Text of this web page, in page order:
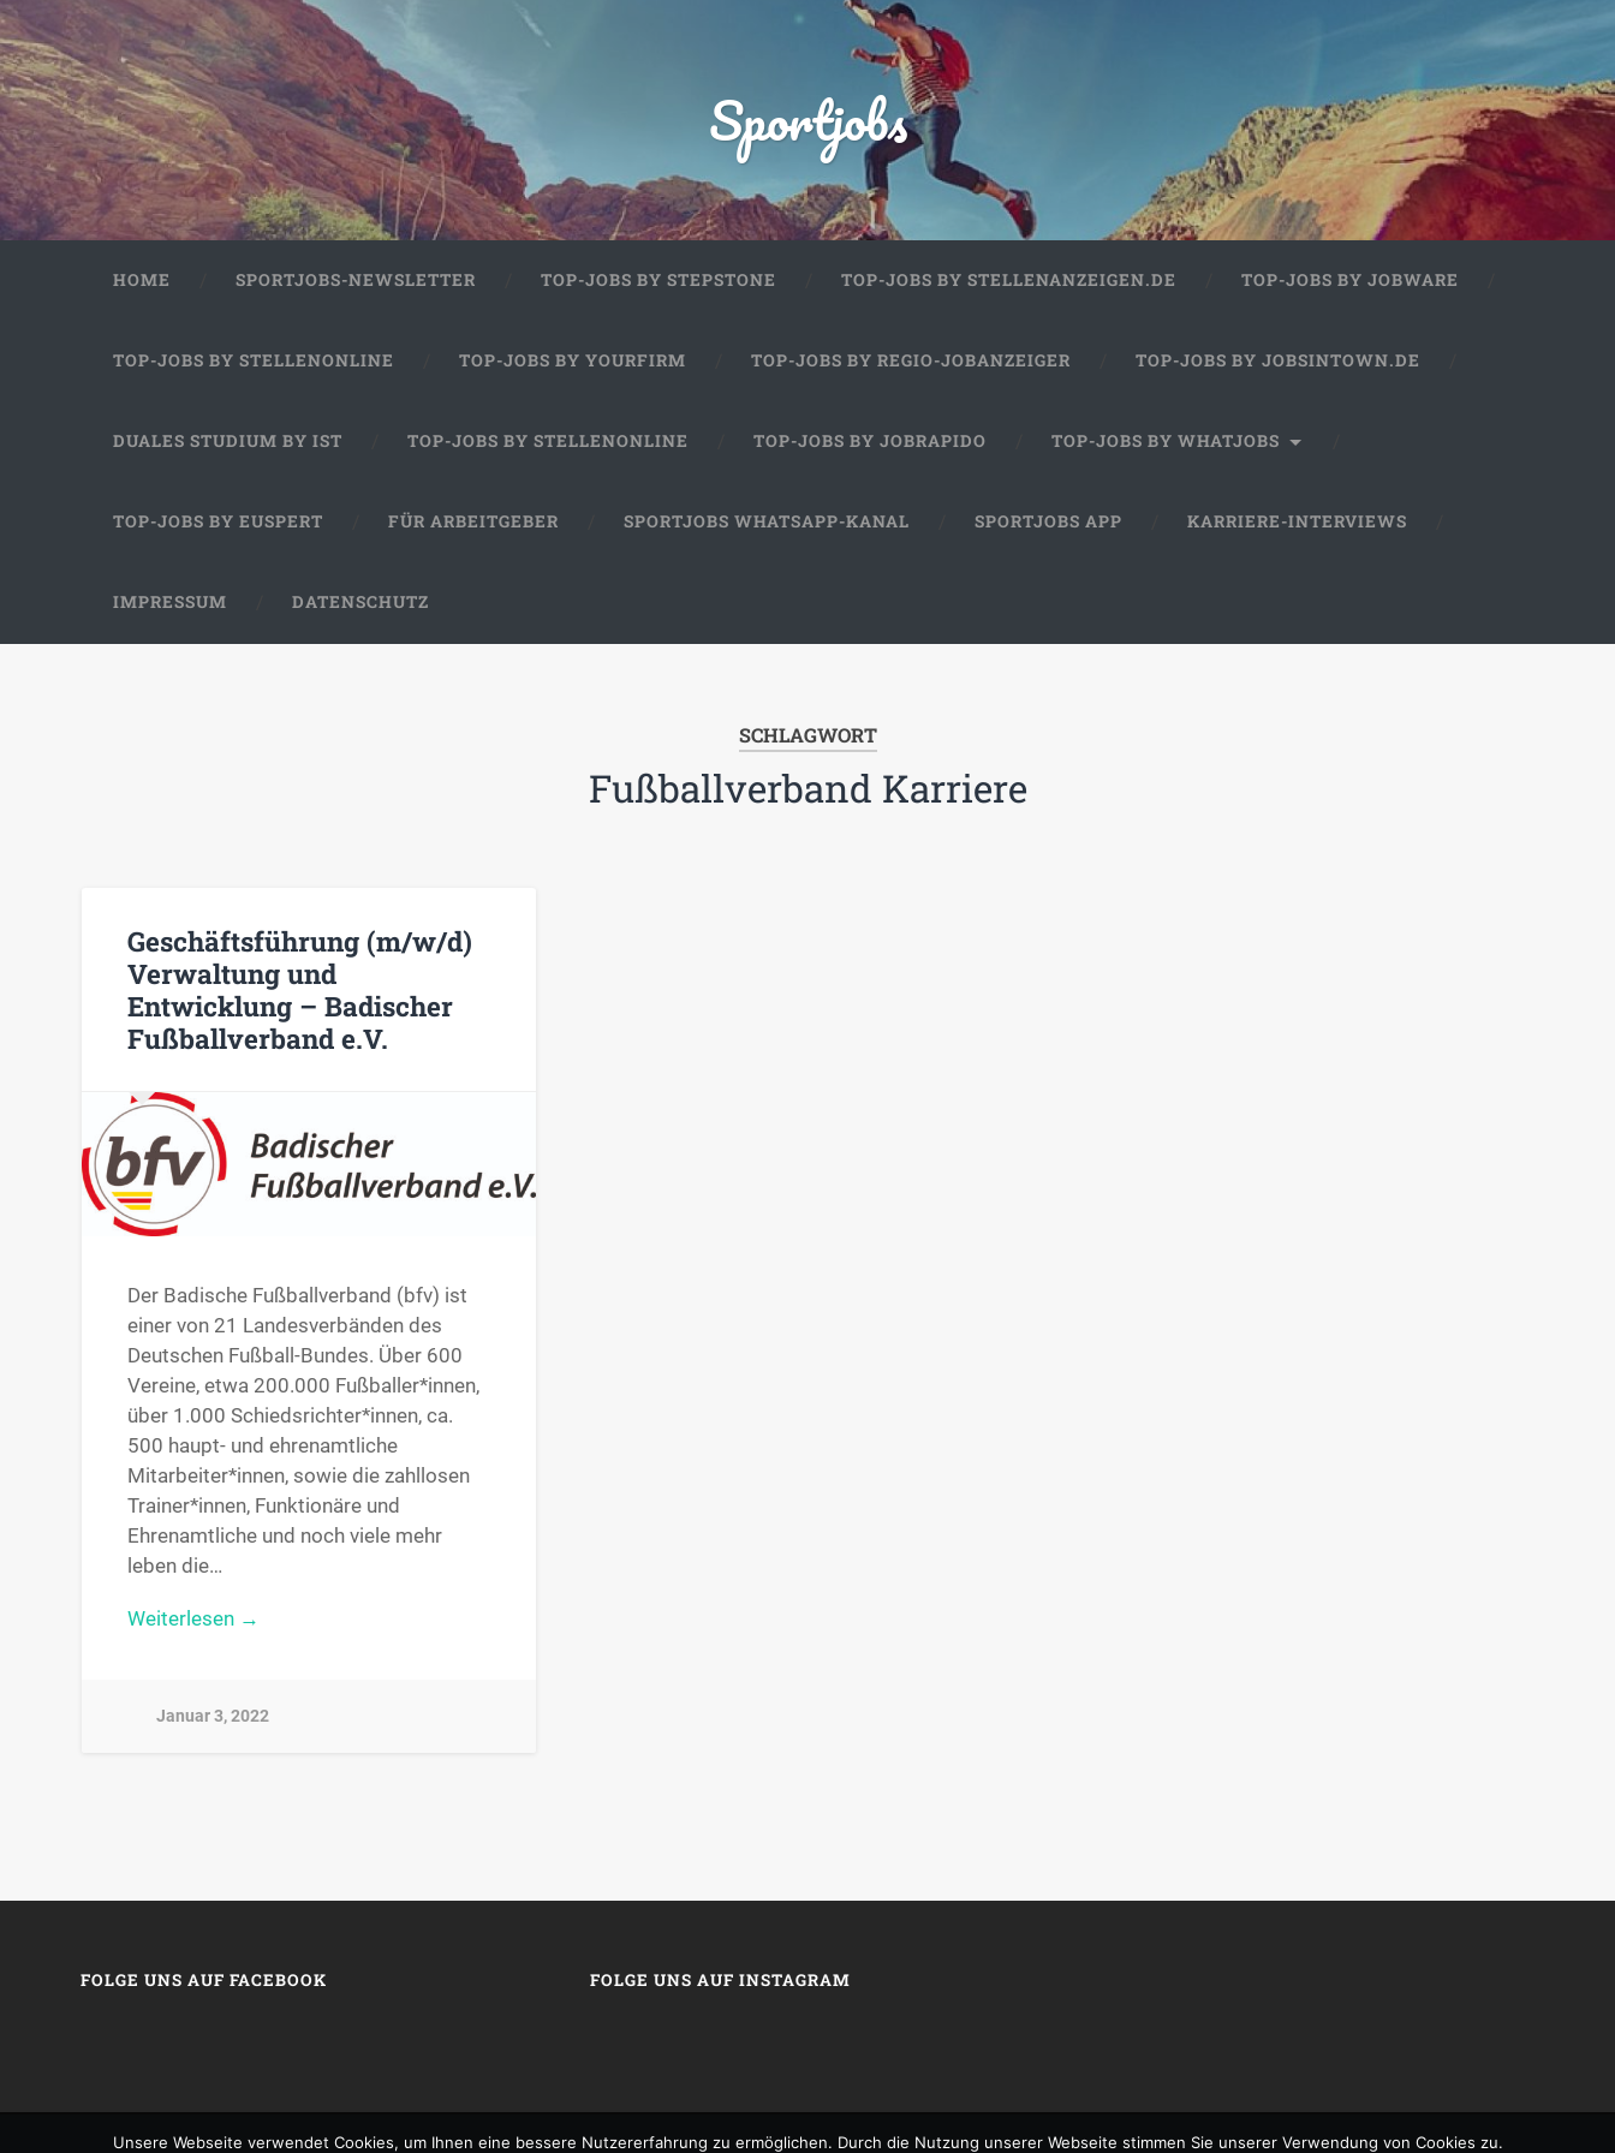
Sportjobs
HOME SPORTJOBS-NEWSLETTER TOP-JOBS BY STEPSTONE TOP-JOBS BY STELLENANZEIGEN.DE TOP-JOBS BY JOBWARE
TOP-JOBS BY STELLENONLINE TOP-JOBS BY YOURFIRM TOP-JOBS BY REGIO-JOBANZEIGER TOP-JOBS BY JOBSINTOWN.DE
DUALES STUDIUM BY IST TOP-JOBS BY STELLENONLINE TOP-JOBS BY JOBRAPIDO TOP-JOBS BY WHATJOBS
TOP-JOBS BY EUSPERT FÜR ARBEITGEBER SPORTJOBS WHATSAPP-KANAL SPORTJOBS APP KARRIERE-INTERVIEWS
IMPRESSUM DATENSCHUTZ
SCHLAGWORT
Fußballverband Karriere
Geschäftsführung (m/w/d)
Verwaltung und
Entwicklung – Badischer
Fußballverband e.V.
Der Badische Fußballverband (bfv) ist
einer von 21 Landesverbänden des
Deutschen Fußball-Bundes. Über 600
Vereine, etwa 200.000 Fußballer*innen,
über 1.000 Schiedsrichter*innen, ca.
500 haupt- und ehrenamtliche
Mitarbeiter*innen, sowie die zahllosen
Trainer*innen, Funktionäre und
Ehrenamtliche und noch viele mehr
leben die…
Weiterlesen →
Januar 3, 2022
FOLGE UNS AUF FACEBOOK FOLGE UNS AUF INSTAGRAM
Unsere Webseite verwendet Cookies, um Ihnen eine bessere Nutzererfahrung zu ermöglichen. Durch die Nutzung unserer Webseite stimmen Sie unserer Verwendung von Cookies zu.